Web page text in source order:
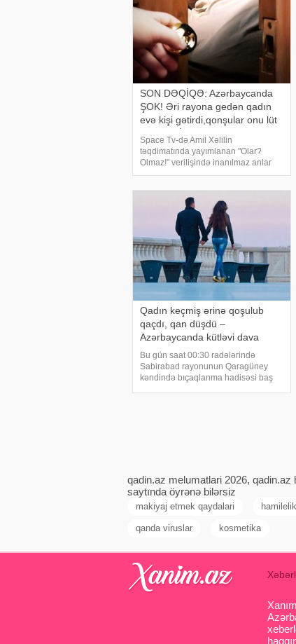
SON DƏQİQƏ: Azərbaycanda
ŞOK! Əri rayona gedən qadın
evə kişi gətirdi,qonşular onu lüt
Space Tv-də Amil Xəlilin
təqdimatında yayımlanan "Olar?
Olmaz!" verilişində inanılmaz anlar
qeydə alınıb. -ın -a istinadən verdiyi
edən Vüqar adlı bəy birinci arvadının
Qadın keçmiş ərinə qoşulub
qaçdı, qan düşdü –
Azərbaycanda kütləvi dava
Bu gün saat 00:30 radələrində
Sabirabad rayonunun Qaragüney
kəndində bıçaqlanma hadisəsi baş
qadin.az melumatlari 2026, qadin.az
saytında öyrənə bilərsiz
makiyaj etmek qaydalari
qanda viruslar kosmetika